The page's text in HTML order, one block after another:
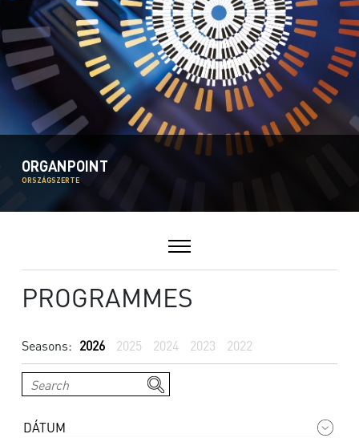
ORGANPOINT
ORSZÁGSZERTE
PROGRAMMES
Seasons: 2026 2025 2024 2023 2022